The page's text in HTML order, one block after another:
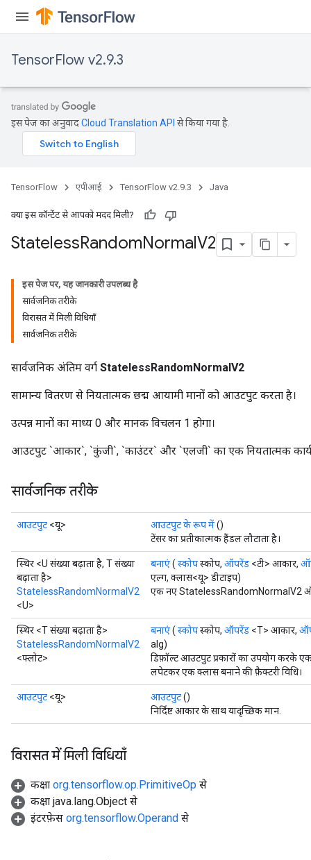
TensorFlow v2.9.3
इस पेज का अनुवादCloud Translation API से किया गया है.
TensorFlow एपीआई TensorFlow v2.9.3 Java
क्या इस कॉन्टेंट से आपको मदद मिली?
StatelessRandomNormalV2
इस पेज पर, यह जानकारी उपलब्ध है
सार्वजनिक तरीके
विरासत में मिली विधियाँ
सार्वजनिक तरीके
सार्वजनिक अंतिम वर्ग StatelessRandomNormalV2
सामान्य वितरण से नियतात्मक छद्म आयामी मानों को आउटपुट करता है।
उत्पन्न मानों का माध्य 0 और मानक विचलन 1 होगा।
आउटपुट `आकार`, `कुंजी`, `काउंटर` और `एलजी` का एक नियतात्मक
सार्वजनिक तरीके
आउटपुट <यू> आउटपुट के रूप में()
टेंसर का प्रतीकात्मक हैंडल लौटाता है।
स्थिर <U संख्या बढ़ाता है, T संख्या
बढ़ाता है>
StatelessRandomNormalV2
<U>
बनाएं( स्कोपस्कोप, ऑपरेंड <टी> आकार,
एल्ग, क्लास<यू> डीटाइप)
एक नए StatelessRandomNormalV2
स्थिर <T संख्या बढ़ाता है>
StatelessRandomNormalV2
<फ्लोट>
बनाएं( स्कोपस्कोप, ऑपरेंड <T> आकार,
alg)
डिफ़ॉल्ट आउटपुट प्रकारों का उपयोग
लपेटकर एक क्लास बनाने की फ़ैक्टरी विधि।
आउटपुट <यू> आउटपुट()
निर्दिष्ट आकार के साथ यादृच्छिक मान.
विरासत में मिली विधियाँ
कक्षा org.tensorflow.op.PrimitiveOp से
कक्षा java.lang.Object से
इंटरफ़ेस org.tensorflow.Operand से